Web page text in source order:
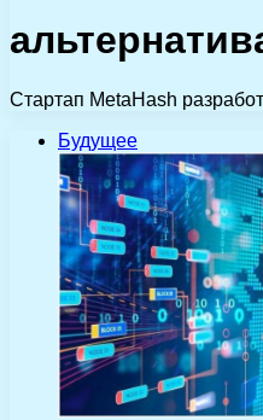
Стартап MetaHash
Будущее